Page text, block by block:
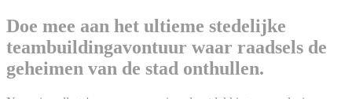
Doe mee aan het ultieme stedelijke
teambuildingavontuur waar raadsels de
geheimen van de stad onthullen.